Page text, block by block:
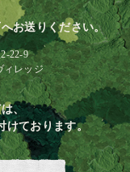
お送りください。
22-9
レッジ
、
けております。